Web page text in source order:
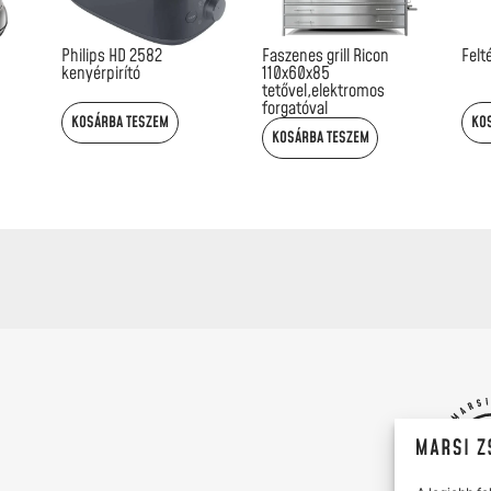
Philips HD 2582
kenyérpirító
KOSÁRBA TESZEM
Faszenes grill Ricon
110x60x85
tetővel,elektromos
forgatóval
KOSÁRBA TESZEM